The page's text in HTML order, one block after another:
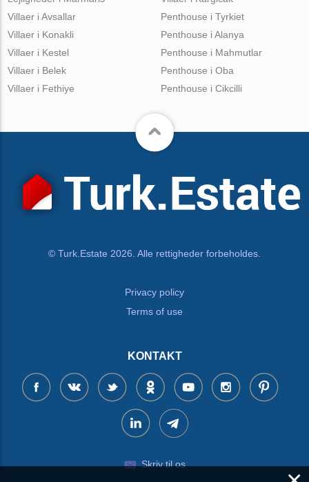
Villaer i Avsallar
Villaer i Konakli
Villaer i Kestel
Villaer i Belek
Villaer i Fethiye
Penthouse i Tyrkiet
Penthouse i Alanya
Penthouse i Mahmutlar
Penthouse i Oba
Penthouse i Cikcilli
© Turk.Estate 2026. Alle rettigheder forbeholdes.
Privacy policy
Terms of use
KONTAKT
Skriv til os